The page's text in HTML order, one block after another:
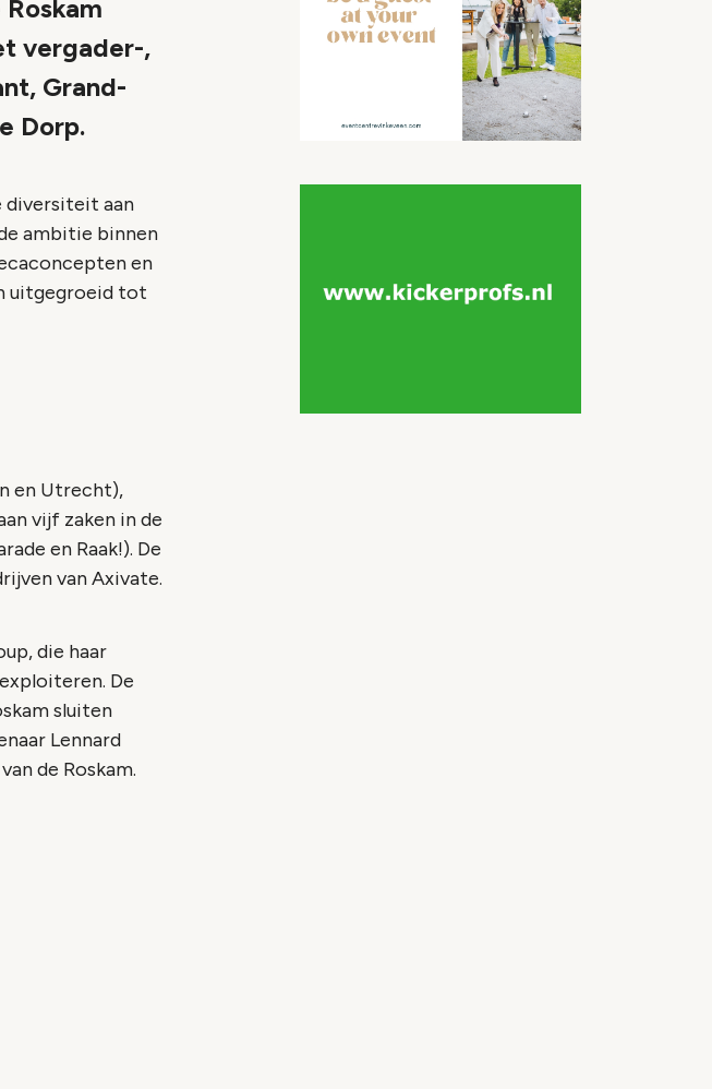
vergader-,
Grand-
Dorp.
diversiteit aan
ambitie binnen
en
uitgegroeid tot
en Utrecht),
vijf zaken in de
en Raak!). De
van Axivate.
die haar
De
sluiten
Lennard
de Roskam.